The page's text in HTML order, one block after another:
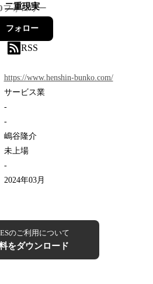
二重現実
フォロワー
フォロー
RSS
https://www.henshin-bunko.com/
サービス業
-
-
嶋谷隆介
未上場
-
2024年03月
のご利用について
をダウンロード